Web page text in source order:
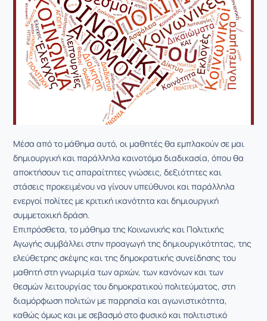
Μέσα από το μάθημα αυτό, οι μαθητές θα εμπλακούν σε μαι
δημιουργική και παράλληλα καινοτόμα διαδικασία, όπου θα
αποκτήσουν τις απαραίτητες γνώσεις, δεξιότητες και
στάσεις προκειμένου να γίνουν υπεύθυνοι και παράλληλα
ενεργοί πολίτες με κριτική ικανότητα και δημιουργική
συμμετοχική δράση.
Επιπρόσθετα, το μάθημα της Κοινωνικής και Πολιτικής
Αγωγής συμβάλλει στην προαγωγή της δημιουργικότητας, της
ελεύθετρης σκέψης και της δημοκρατικής συνείδησης του
μαθητή στη γνωριμία των αρχών, των κανόνων και των
θεσμών λειτουργίας του δημοκρατικού πολιτεύματος, στη
διαμόρφωση πολιτών με παρρησία και αγωνιστικότητα,
καθώς όμως και με σεβασμό στο φυσικό και πολιτιστικό